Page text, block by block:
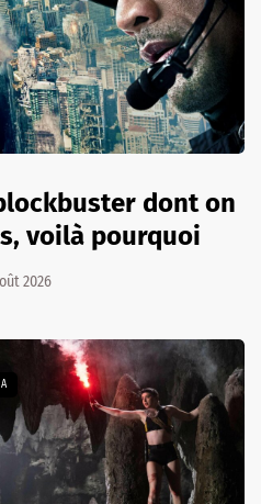
dont on
voilà pourquoi
2026